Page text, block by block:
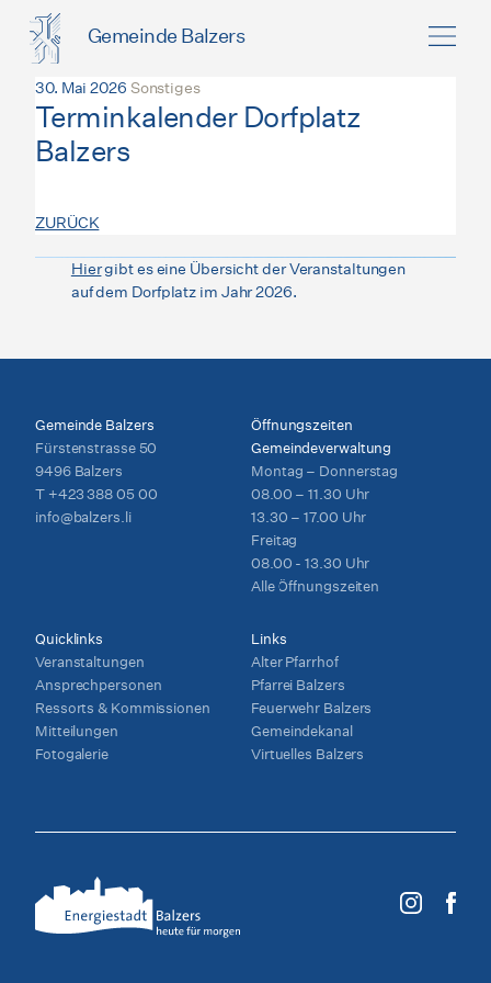
Gemeinde Balzers
30. Mai 2026 Sonstiges
Terminkalender Dorfplatz
Balzers
ZURÜCK
Hiergibt es eine Übersicht der Veranstaltungen
auf dem Dorfplatz im Jahr 2026.
Gemeinde Balzers
Fürstenstrasse 50
9496 Balzers
T +423 388 05 00
info@balzers.li
Öffnungszeiten
Gemeindeverwaltung
Montag – Donnerstag
08.00 – 11.30 Uhr
13.30 – 17.00 Uhr
Freitag
08.00 - 13.30 Uhr
Alle Öffnungszeiten
Quicklinks
Veranstaltungen
Ansprechpersonen
Ressorts & Kommissionen
Mitteilungen
Fotogalerie
Links
Alter Pfarrhof
Pfarrei Balzers
Feuerwehr Balzers
Gemeindekanal
Virtuelles Balzers